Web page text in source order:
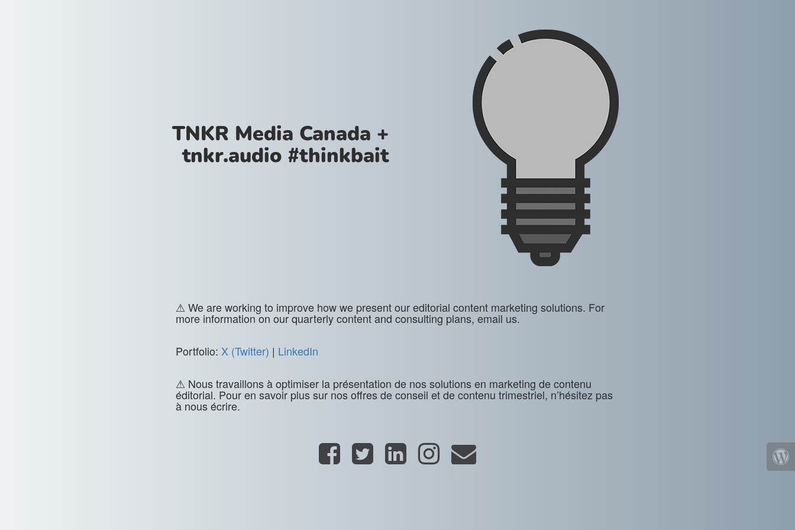
TNKR Media Canada +
tnkr.audio #thinkbait
⚠ We are working to improve how we present our editorial content marketing solutions. For
more information on our quarterly content and consulting plans, email us.
Portfolio: X (Twitter) | LinkedIn
⚠ Nous travaillons à optimiser la présentation de nos solutions en marketing de contenu
éditorial. Pour en savoir plus sur nos offres de conseil et de contenu trimestriel, n’hésitez pas
à nous écrire.